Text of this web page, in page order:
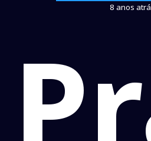
8 anos